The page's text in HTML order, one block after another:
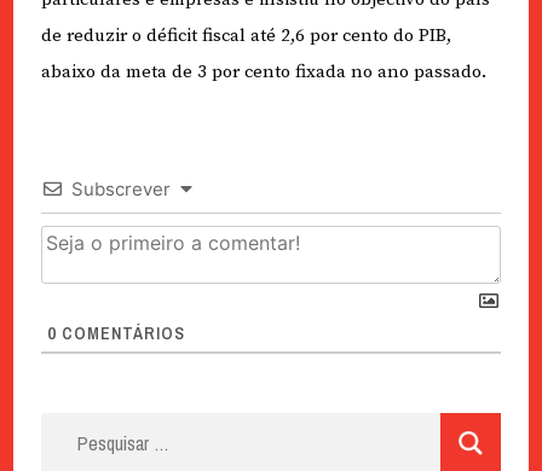
de reduzir o déficit fiscal até 2,6 por cento do PIB,
abaixo da meta de 3 por cento fixada no ano passado.
Subscrever
0 COMENTÁRIOS